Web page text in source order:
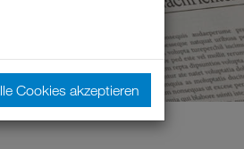
Cookies akzeptieren